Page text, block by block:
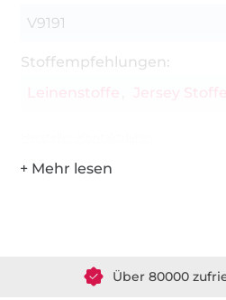
V9191
Stoffempfehlungen:
Leinenstoffe
Jersey Stoffe